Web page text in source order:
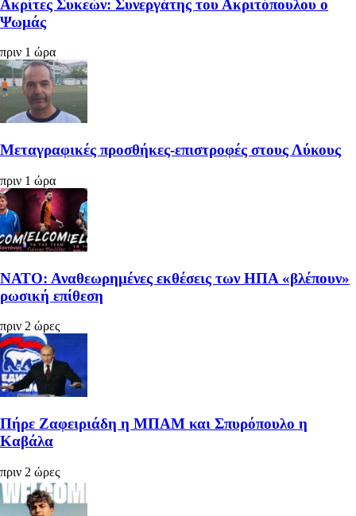
Ακρίτες Συκεών: Συνεργάτης του Ακριτόπουλου ο
Ψωμάς
πριν 1 ώρα
Μεταγραφικές προσθήκες-επιστροφές στους Λύκους
πριν 1 ώρα
ΝΑΤΟ: Αναθεωρημένες εκθέσεις των ΗΠΑ «βλέπουν»
ρωσική επίθεση
πριν 2 ώρες
Πήρε Ζαφειριάδη η ΜΠΑΜ και Σπυρόπουλο η
Καβάλα
πριν 2 ώρες